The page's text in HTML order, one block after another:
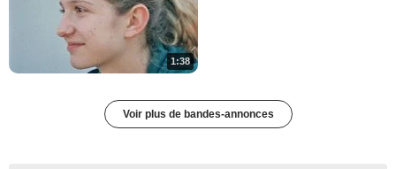
1:38
Voir plus de bandes-annonces